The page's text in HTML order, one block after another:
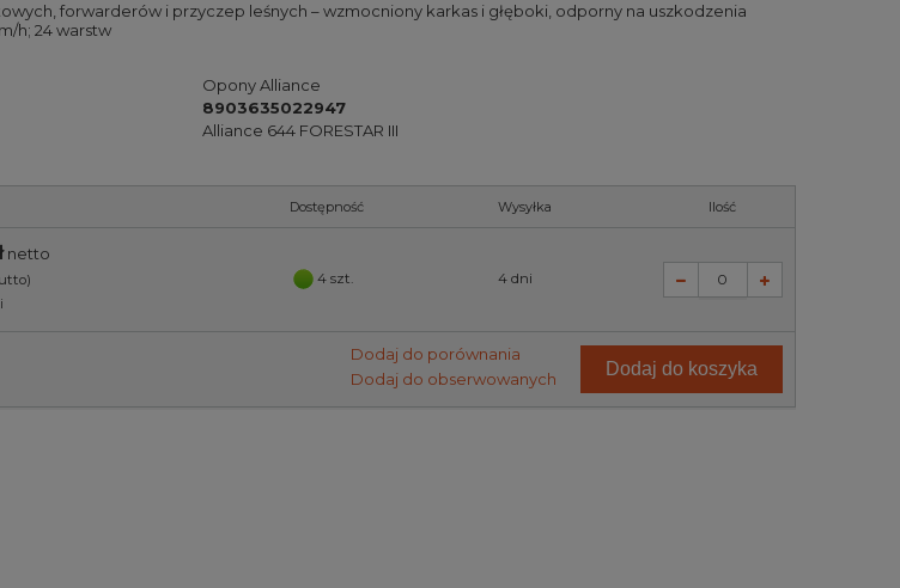
forwarderów i przyczep leśnych – wzmocniony karkas i głęboki, odporny na uszkodzenia
h; 24 warstw
Opony Alliance
8903635022947
Alliance 644 FORESTAR III
Dostępność Wysyłka Ilość
netto
4 szt. 4 dni
Dodaj do porównania
Dodaj do obserwowanych
Dodaj do koszyka